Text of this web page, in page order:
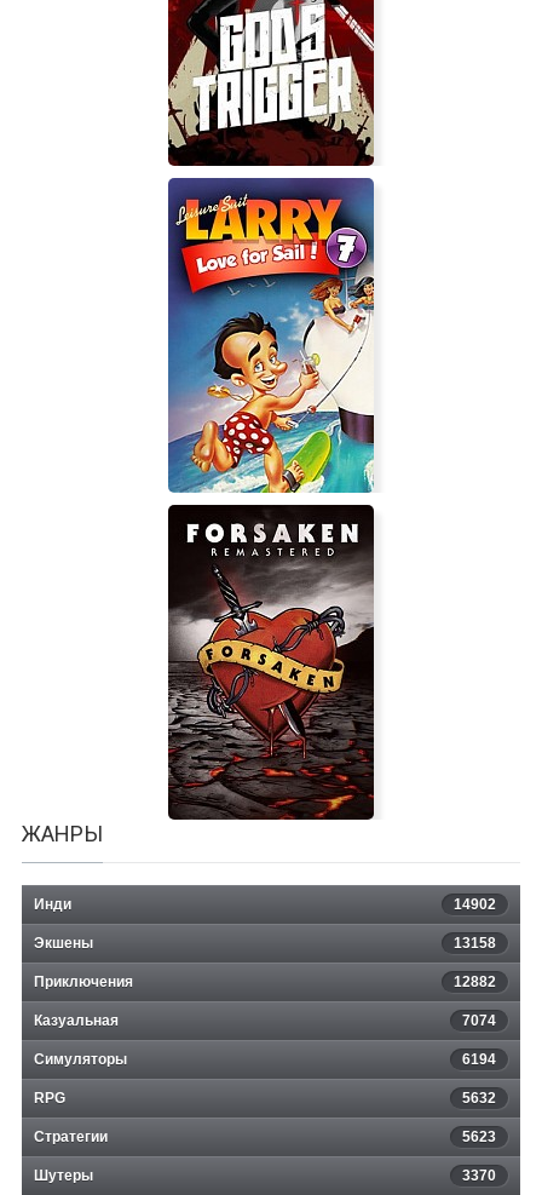
Wer weiß denn sowas? - Das Spiel
God's Trigger
Leisure Suit Larry 7: Love for Sail!
ЖАНРЫ
Инди 14902
Экшены 13158
Приключения 12882
Казуальная 7074
Симуляторы 6194
RPG 5632
Стратегии 5623
Шутеры 3370